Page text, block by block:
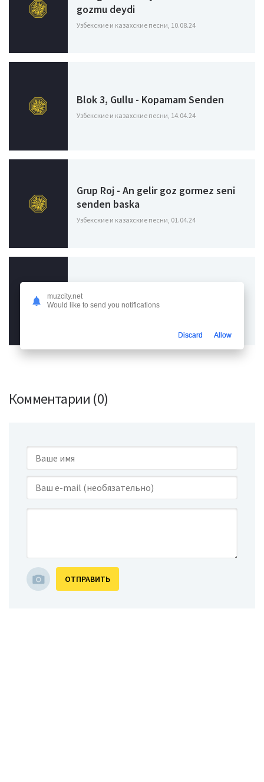
gozmu deydi
Узбекские и казахские песни, 10.08.24
Blok 3, Gullu - Kopamam Senden
Узбекские и казахские песни, 14.04.24
Grup Roj - An gelir goz gormez seni
senden baska
Узбекские и казахские песни, 01.04.24
Узбекские и казахские песни / Тренды турецкой
Комментарии (0)
ОТПРАВИТЬ
muzcity.net
Would like to send you notifications
Discard Allow